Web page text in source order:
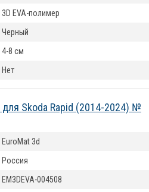
3D EVA-полимер
Черный
4-8 см
Нет
для Skoda Rapid (2014-2024) №
EuroMat 3d
Россия
EM3DEVA-004508